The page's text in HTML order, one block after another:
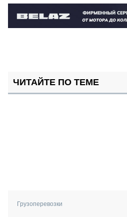
ЧИТАЙТЕ ПО ТЕМЕ
Грузоперевозки